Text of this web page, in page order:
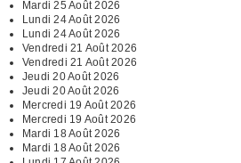
Mardi 25 Août 2026
Lundi 24 Août 2026
Lundi 24 Août 2026
Vendredi 21 Août 2026
Vendredi 21 Août 2026
Jeudi 20 Août 2026
Jeudi 20 Août 2026
Mercredi 19 Août 2026
Mercredi 19 Août 2026
Mardi 18 Août 2026
Mardi 18 Août 2026